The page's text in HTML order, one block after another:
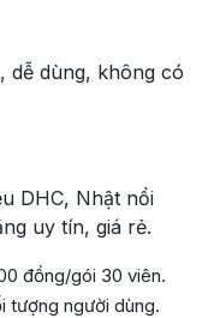
dễ dùng, không có
DHC, Nhật nổi
uy tín, giá rẻ.
đồng/gói 30 viên.
tượng người dùng.